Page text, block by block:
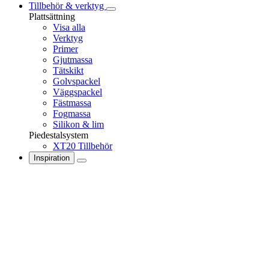
Tillbehör & verktyg
Plattsättning
Visa alla
Verktyg
Primer
Gjutmassa
Tätskikt
Golvspackel
Väggspackel
Fästmassa
Fogmassa
Silikon & lim
Piedestalsystem
XT20 Tillbehör
Inspiration